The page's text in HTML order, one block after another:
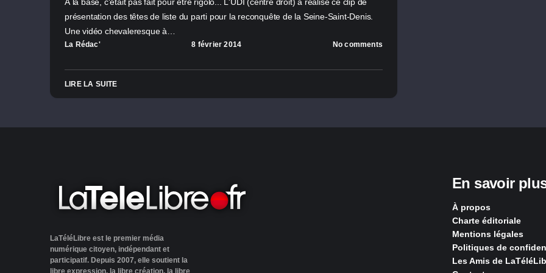
présentation des têtes de liste du parti pour la reconquête de la Seine-Saint-Denis.
Une vidéo chevaleresque à…
La Rédac' 8 février 2014 No comments
LIRE LA SUITE
LaTéléLibre est le premier média
numérique citoyen, indépendant et
participatif. Depuis 2007, elle soutient la
En savoir
À propos
Charte éditoriale
Mentions légales
Politiques de
Les Amis de